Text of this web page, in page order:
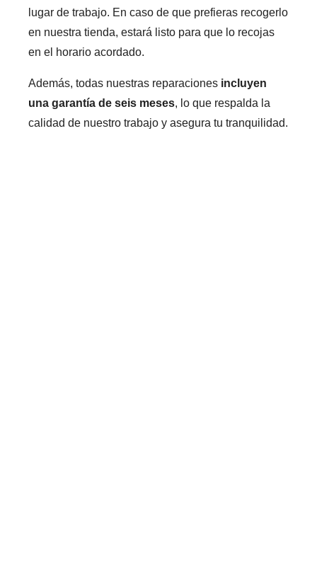
lugar de trabajo. En caso de que prefieras recogerlo
en nuestra tienda, estará listo para que lo recojas
en el horario acordado.
Además, todas nuestras reparaciones incluyen
una garantía de seis meses, lo que respalda la
calidad de nuestro trabajo y asegura tu tranquilidad.